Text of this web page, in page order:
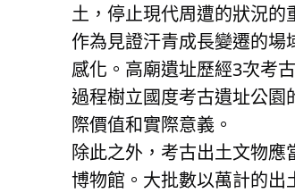
土，停止現代周遭的狀況的
作為見證汗青成長變遷的
感化。高廟遺址歷經3次考
過程樹立國度考古遺址公
際價值和實際意義。
除此之外，考古出土文物
博物館。大批數以萬計的出